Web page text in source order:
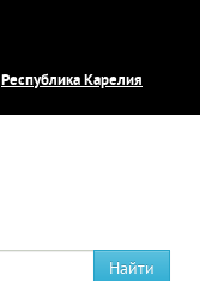
Республика Карелия
Найти